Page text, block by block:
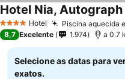
4 EstrelasHotel Piscina aquecida
Hotel Nia,
8,7 Excelente 1.974 a 0.7
Selecione as datas para
exatos.